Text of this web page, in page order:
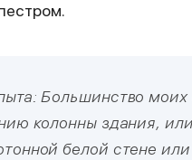
Большинство моих
колонны здания,
белой стене